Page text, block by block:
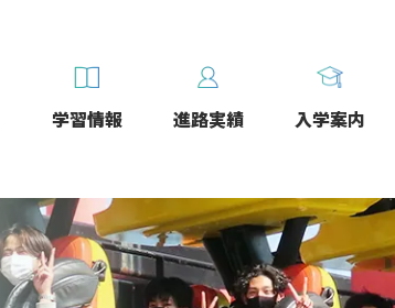
学習情報 進路実績 入学案内